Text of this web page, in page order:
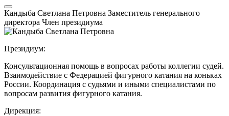
Кандыба Светлана Петровна Заместитель генерального
директора Член президиума
Президиум:
Консультационная помощь в вопросах работы коллегии судей.
Взаимодействие с Федерацией фигурного катания на коньках
России. Координация с судьями и иными специалистами по
вопросам развития фигурного катания.
Дирекция: